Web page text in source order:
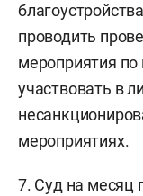
проводить
мероприятия по
участвовать в
мероприятиях.
7. Суд на месяц